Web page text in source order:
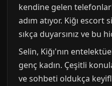
kendine gelen
adım atıyor. Kiğı escort
sıkça duyarsınız ve bu
Selin, Kiğı'nın
genç kadın. Çeşitli
ve sohbeti oldukça